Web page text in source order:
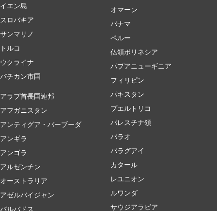
イエン島
スロバキア
サンマリノ
トルコ
ウクライナ
バチカン市国
アラブ首長国連邦
アフガニスタン
アンティグア・バーブーダ
アンギラ
アンゴラ
アルゼンチン
オーストラリア
アゼルバイジャン
バルバドス
オマーン
パナマ
ペルー
仏領ポリネシア
パプアニューギニア
フィリピン
パキスタン
プエルトリコ
パレスチナ領
パラオ
パラグアイ
カタール
レユニオン
ルワンダ
サウジアラビア